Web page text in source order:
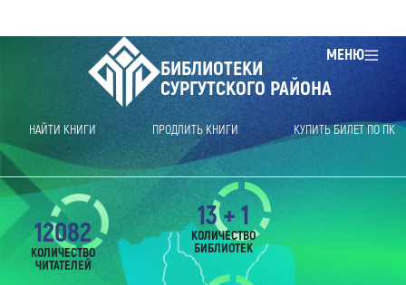
МЕНЮ
БИБЛИОТЕКИ
СУРГУТСКОГО РАЙОНА
НАЙТИ КНИГИ ПРОДЛИТЬ КНИГИ КУПИТЬ БИЛЕТ ПО ПК
12082
КОЛИЧЕСТВО
ЧИТАТЕЛЕЙ
13 + 1
КОЛИЧЕСТВО
БИБЛИОТЕК